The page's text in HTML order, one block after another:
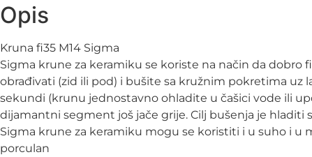
Opis
Kruna fi35 M14 Sigma
Sigma krune za keramiku se koriste na način da
obrađivati (zid ili pod) i bušite sa kružnim pokretima uz
sekundi (krunu jednostavno ohladite u čašici vode ili
dijamantni segment još jače grije. Cilj bušenja je
Sigma krune za keramiku mogu se koristiti i u suho i u
porculan